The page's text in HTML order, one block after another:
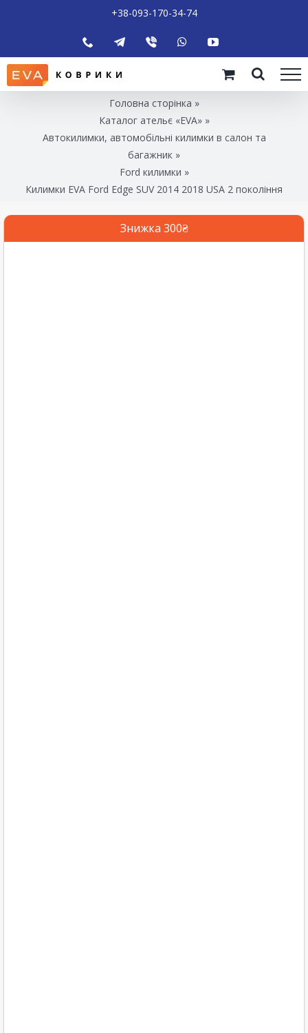
+38-093-170-34-74
Головна сторінка »
Каталог ательє «EVA»»
Автокилимки, автомобільні килимки в салон та
багажник »
Ford килимки »
Килимки EVA Ford Edge SUV 2014 2018 USA 2 покоління
Знижка 300₴